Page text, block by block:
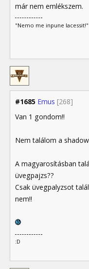
már nem emlékszem.
"Nemo me inpune lacessit!"
#1685 Emus [268]
Van 1 gondom!!
Nem találom a
A magyarosításban
üvegpajzs??
Csak üvegpalyzsot
nem!!
:D